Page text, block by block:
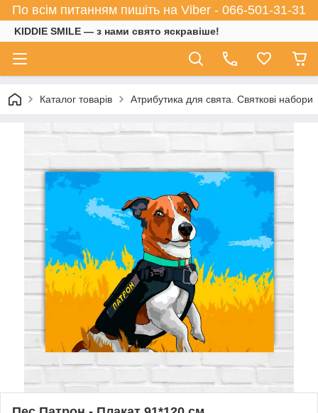
По всім питанням пишіть на Viber - 066-501-31-31
KIDDIE SMILE — з нами свято яскравіше!
Каталог товарів Атрибутика для свята. Святкові набори